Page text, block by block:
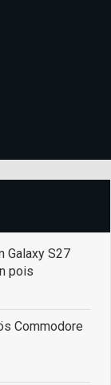
Galaxy S27
pois
Commodore